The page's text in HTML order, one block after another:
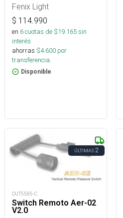
Fenix Light
$ 114.990
en 6cuotas de $19.165sin
interés
ahorras $4.600 por
transferencia.
Disponible
ÚLTIMAS2
OUT5585-C
Switch Remoto Aer-02
V2.0